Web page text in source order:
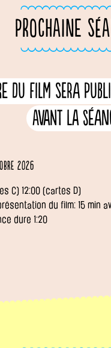
PROCHAINE
du film sera
avant la
2026
C) 12:00 (cartes D)
du film: 15 min
dure 1:20